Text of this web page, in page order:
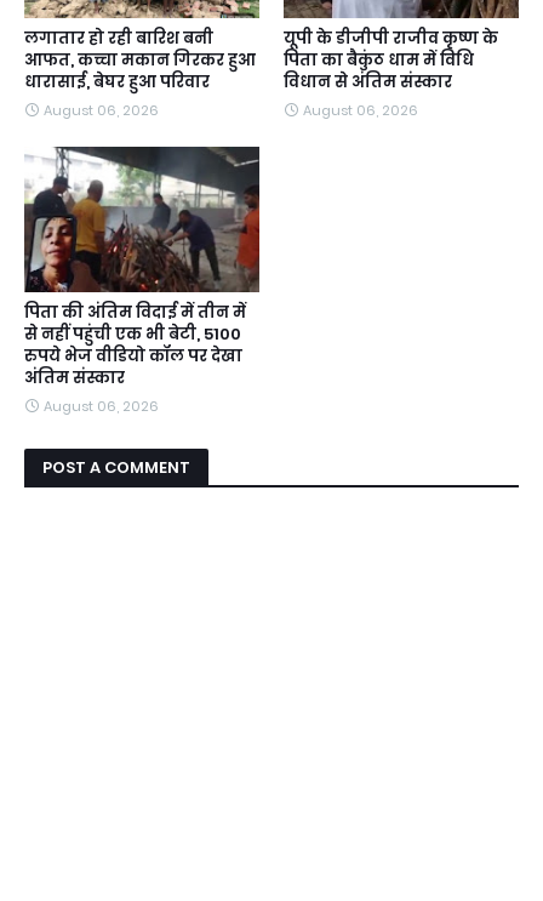
लगातार हो रही बारिश बनी
आफत, कच्चा मकान गिरकर हुआ
धारासाई, बेघर हुआ परिवार
August 06, 2026
यूपी के डीजीपी राजीव कृष्ण के
पिता का बैकुंठ धाम में विधि
विधान से अंतिम संस्कार
August 06, 2026
पिता की अंतिम विदाई में तीन में
से नहीं पहुंची एक भी बेटी, 5100
रुपये भेज वीडियो कॉल पर देखा
अंतिम संस्कार
August 06, 2026
POST A COMMENT